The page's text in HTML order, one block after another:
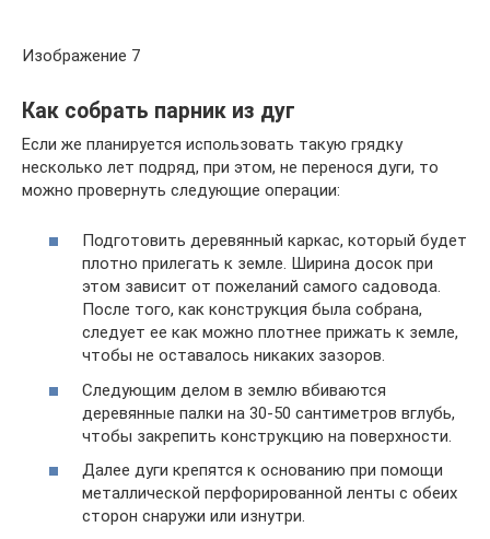
Изображение 7
Как собрать парник из дуг
Если же планируется использовать такую грядку
несколько лет подряд, при этом, не перенося дуги, то
можно провернуть следующие операции:
Подготовить деревянный каркас, который будет
плотно прилегать к земле. Ширина досок при
этом зависит от пожеланий самого садовода.
После того, как конструкция была собрана,
следует ее как можно плотнее прижать к земле,
чтобы не оставалось никаких зазоров.
Следующим делом в землю вбиваются
деревянные палки на 30-50 сантиметров вглубь,
чтобы закрепить конструкцию на поверхности.
Далее дуги крепятся к основанию при помощи
металлической перфорированной ленты с обеих
сторон снаружи или изнутри.